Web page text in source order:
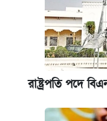
রাষ্ট্রপতি পদে